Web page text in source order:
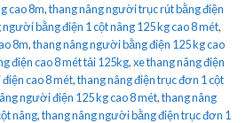
cao 8m,thang nâng người trục rút bằng điện
bằng điện 1 cột nâng 125 kg cao 8 mét,
8m,thang nâng người bằng điện 125 kg cao
điện cao 8 mét tải 125kg,xe thang nâng điện
cao 8 mét,thang nâng điện trục đơn 1 cột
người điện 125 kg cao 8 mét,thang nâng
nâng,thang nâng người bằng điện trục đơn 1